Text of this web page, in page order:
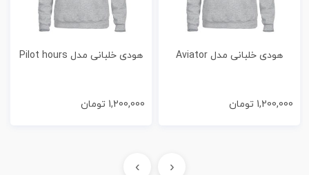
هودی خلبانی مدل Aviator
1,200,000 تومان
هودی خلبانی مدل Pilot hours
1,200,000 تومان
‹
›